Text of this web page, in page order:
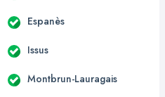
Espanès
Issus
Montbrun-Lauragais